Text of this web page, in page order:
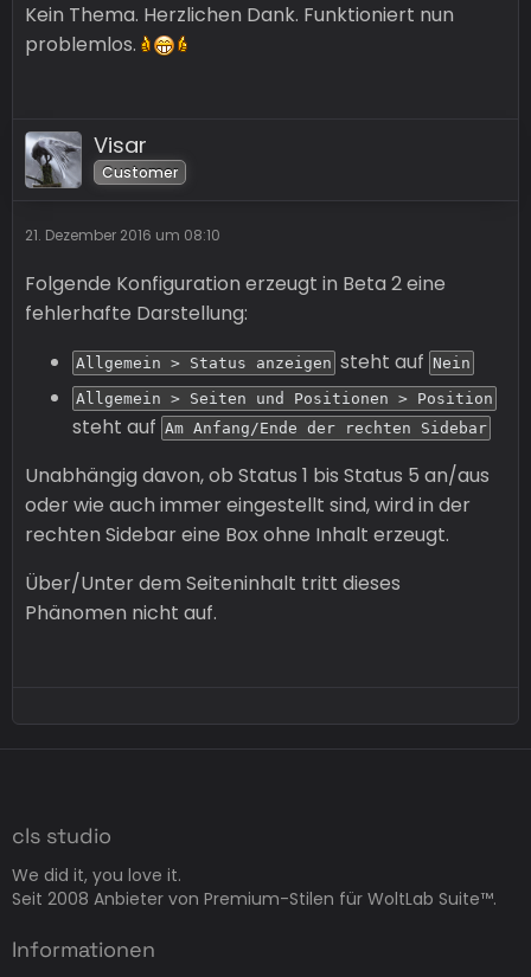
Kein Thema. Herzlichen Dank. Funktioniert nun
problemlos.
Visar
Customer
21. Dezember 2016 um 08:10
Folgende Konfiguration erzeugt in Beta 2 eine
fehlerhafte Darstellung:
Allgemein > Status anzeigen steht auf Nein
Allgemein > Seiten und Positionen > Position
steht auf Am Anfang/Ende der rechten Sidebar
Unabhängig davon, ob Status 1 bis Status 5 an/aus
oder wie auch immer eingestellt sind, wird in der
rechten Sidebar eine Box ohne Inhalt erzeugt.
Über/Unter dem Seiteninhalt tritt dieses
Phänomen nicht auf.
cls studio
We did it, you love it.
Seit 2008 Anbieter von Premium-Stilen für WoltLab Suite™.
Informationen